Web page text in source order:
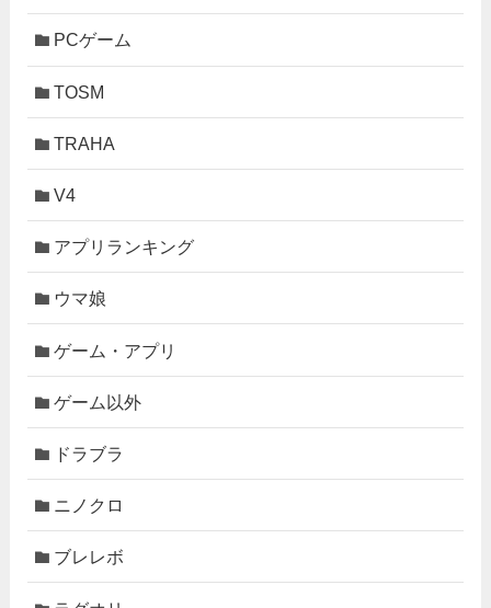
PCゲーム
TOSM
TRAHA
V4
アプリランキング
ウマ娘
ゲーム・アプリ
ゲーム以外
ドラブラ
ニノクロ
ブレレボ